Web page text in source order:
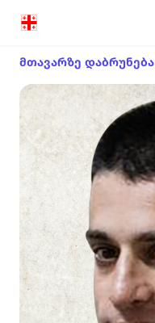
მთავარზე დაბრუნება